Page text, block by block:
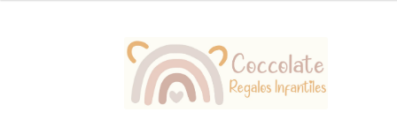
Ir
la
Ir
al
contenido